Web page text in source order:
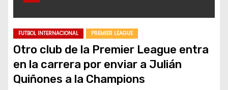
FUTBOL INTERNACIONAL PREMIER LEAGUE
Otro club de la Premier League entra
en la carrera por enviar a Julián
Quiñones a la Champions